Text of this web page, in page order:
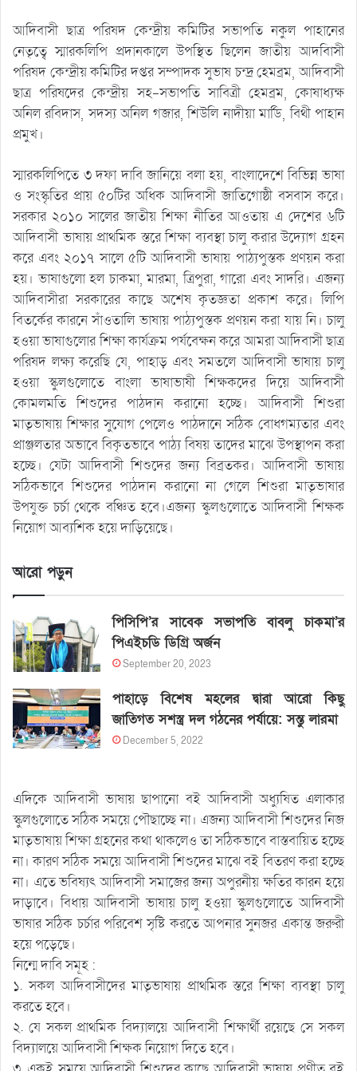
আদিবাসী ছাত্র পরিষদ কেন্দ্রীয় কমিটির সভাপতি নকুল পাহানের
নেতৃত্বে স্মারকলিপি প্রদানকালে উপস্থিত ছিলেন জাতীয় আদবিাসী
পরিষদ কেন্দ্রীয় কমিটির দপ্তর সম্পাদক সুভাষ চন্দ্র হেমব্রম, আদিবাসী
ছাত্র পরিষদের কেন্দ্রীয় সহ-সভাপতি সাবিত্রী হেমব্রম, কোষাধ্যক্ষ
অনিল রবিদাস, সদস্য অনিল গজার, শিউলি নাদীয়া মার্ডি, বিথী পাহান
প্রমুখ।
স্মারকলিপিতে ৩ দফা দাবি জানিয়ে বলা হয়, বাংলাদেশে বিভিন্ন ভাষা
ও সংস্কৃতির প্রায় ৫০টির অধিক আদিবাসী জাতিগোষ্ঠী বসবাস করে।
সরকার ২০১০ সালের জাতীয় শিক্ষা নীতির আওতায় এ দেশের ৬টি
আদিবাসী ভাষায় প্রাথমিক স্তরে শিক্ষা ব্যবস্থা চালু করার উদ্যোগ গ্রহন
করে এবং ২০১৭ সালে ৫টি আদিবাসী ভাষায় পাঠ্যপুস্তক প্রণয়ন করা
হয়। ভাষাগুলো হল চাকমা, মারমা, ত্রিপুরা, গারো এবং সাদরি। এজন্য
আদিবাসীরা সরকারের কাছে অশেষ কৃতজ্ঞতা প্রকাশ করে। লিপি
বিতর্কের কারনে সাঁওতালি ভাষায় পাঠ্যপুস্তক প্রণয়ন করা যায় নি। চালু
হওয়া ভাষাগুলোর শিক্ষা কার্যক্রম পর্যবেক্ষন করে আমরা আদিবাসী ছাত্র
পরিষদ লক্ষ্য করেছি যে, পাহাড় এবং সমতলে আদিবাসী ভাষায় চালু
হওয়া স্কুলগুলোতে বাংলা ভাষাভাষী শিক্ষকদের দিয়ে আদিবাসী
কোমলমতি শিশুদের পাঠদান করানো হচ্ছে। আদিবাসী শিশুরা
মাতৃভাষায় শিক্ষার সুযোগ পেলেও পাঠদানে সঠিক বোধগম্যতার এবং
প্রাঞ্জলতার অভাবে বিকৃতভাবে পাঠ্য বিষয় তাদের মাঝে উপস্থাপন করা
হচ্ছে। যেটা আদিবাসী শিশুদের জন্য বিব্রতকর। আদিবাসী ভাষায়
সঠিকভাবে শিশুদের পাঠদান করানো না গেলে শিশুরা মাতৃভাষার
উপযুক্ত চর্চা থেকে বঞ্চিত হবে।এজন্য স্কুলগুলোতে আদিবাসী শিক্ষক
নিয়োগ আব্যশিক হয়ে দাড়িয়েছে।
আরো পড়ুন
পিসিপি’র সাবেক সভাপতি বাবলু চাকমা’র
পিএইচডি ডিগ্রি অর্জন
September 20, 2023
পাহাড়ে বিশেষ মহলের দ্বারা আরো কিছু
জাতিগত সশস্ত্র দল গঠনের পর্যায়ে: সন্তু লারমা
December 5, 2022
এদিকে আদিবাসী ভাষায় ছাপানো বই আদিবাসী অধ্যুষিত এলাকার
স্কুলগুলোতে সঠিক সময়ে পৌছাচ্ছে না। এজন্য আদিবাসী শিশুদের নিজ
মাতৃভাষায় শিক্ষা গ্রহনের কথা থাকলেও তা সঠিকভাবে বাস্তবায়িত হচ্ছে
না। কারণ সঠিক সময়ে আদিবাসী শিশুদের মাঝে বই বিতরণ করা হচ্ছে
না। এতে ভবিষ্যৎ আদিবাসী সমাজের জন্য অপুরনীয় ক্ষতির কারন হয়ে
দাড়াবে। বিধায় আদিবাসী ভাষায় চালু হওয়া স্কুলগুলোতে আদিবাসী
ভাষার সঠিক চর্চার পরিবেশ সৃষ্টি করতে আপনার সুনজর একান্ত জরুরী
হয়ে পড়েছে।
নিন্মে দাবি সমূহ :
১. সকল আদিবাসীদের মাতৃভাষায় প্রাথমিক স্তরে শিক্ষা ব্যবস্থা চালু
করতে হবে।
২. যে সকল প্রাথমিক বিদ্যালয়ে আদিবাসী শিক্ষার্থী রয়েছে সে সকল
বিদ্যালয়ে আদিবাসী শিক্ষক নিয়োগ দিতে হবে।